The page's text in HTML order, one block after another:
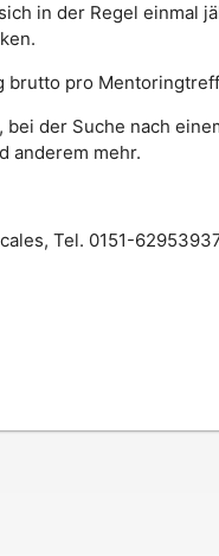
in der Regel einmal
brutto pro
der Suche nach
anderem mehr.
Tel. 0151-